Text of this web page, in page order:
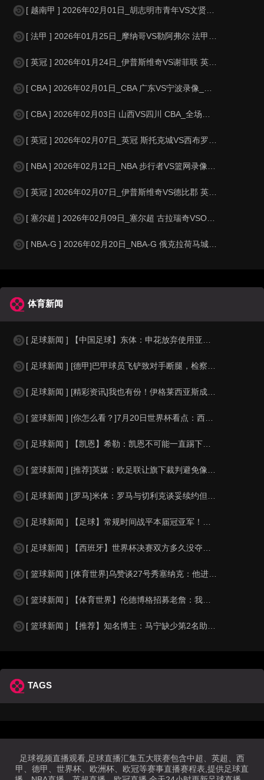
[ 越南甲 ] 2026年02月01日_胡志明市青年VS文贤大学 越南甲录像
[ 法甲 ] 2026年01月25日_摩纳哥VS勒阿弗尔 法甲录像_全场录
[ 英冠 ] 2026年01月24日_伊普斯维奇VS谢菲联 英冠录像_全场
[ CBA ] 2026年02月01日_CBA 广东VS宁波录像_全场录像【
[ CBA ] 2026年02月03日 山西VS四川 CBA_全场录像【视频
[ 英冠 ] 2026年02月07日_英冠 斯托克城VS西布罗姆维奇录像_
[ NBA ] 2026年02月12日_NBA 步行者VS篮网录像_全场录像
[ 英冠 ] 2026年02月07日_伊普斯维奇VS德比郡 英冠录像_高清
[ 塞尔超 ] 2026年02月09日_塞尔超 古拉瑞奇VSOFK贝尔格莱德
[ NBA-G ] 2026年02月20日_NBA-G 俄克拉荷马城蓝色VS盐湖
体育新闻
[ 足球新闻 ] 【中国足球】东体：申花放弃使用亚冠专属外援，将以五外援征战亚
[ 足球新闻 ] [德甲]巴甲球员飞铲致对手断腿，检察官要求该球员在伤者缺战期
[ 足球新闻 ] [精彩资讯]我也有份！伊格莱西亚斯成塞尔塔队史首位世界杯冠军
[ 篮球新闻 ] [你怎么看？]7月20日世界杯看点：西班牙强势夺杯 足坛新老
[ 足球新闻 ] 【凯恩】希勒：凯恩不可能一直踢下去，我担心英格兰队下届大赛谁
[ 篮球新闻 ] [推荐]英媒：欧足联让旗下裁判避免像世界杯一样，用VAR检测
[ 足球新闻 ] [罗马]米体：罗马与切利克谈妥续约但遭尤文截胡，马萨拉是关键
[ 足球新闻 ] 【足球】常规时间战平本届冠亚军！沃齐尼亚：世界杯让人们认识佛
[ 足球新闻 ] 【西班牙】世界杯决赛双方多久没夺冠？西班牙16年前首冠 阿根
[ 篮球新闻 ] [体育世界]乌赞谈27号秀塞纳克：他进步飞快也善于听取建议
[ 篮球新闻 ] 【体育世界】伦德博格招募老詹：我知道你不喜欢新秀 但我不是普
[ 篮球新闻 ] 【推荐】知名博主：马宁缺少第2名助理裁判，直接失去淘汰赛主哨
TAGS
足球视频直播观看,足球直播汇集五大联赛包含中超、英超、西
甲、德甲、世界杯、欧洲杯、欧冠等赛事直播赛程表,提供足球直